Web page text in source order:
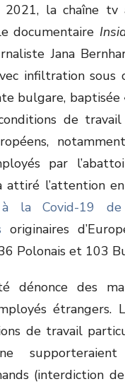
la chaîne tv
documentaire
Jana
infiltration sous
bulgare, baptisée
de
par
attiré l’attention
à la Covid-19
originaires
Polonais et 103
dénonce des
étrangers.
de travail
(interdiction